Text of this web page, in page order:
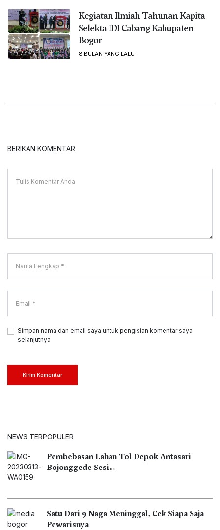
Kegiatan Ilmiah Tahunan Kapita
Selekta IDI Cabang Kabupaten
Bogor
8 BULAN YANG LALU
BERIKAN KOMENTAR
Simpan nama dan email saya untuk pengisian komentar saya
selanjutnya
Kirim Komentar
NEWS TERPOPULER
Pembebasan Lahan Tol Depok Antasari
Bojonggede Sesi…
Satu Dari 9 Naga Meninggal, Cek Siapa Saja
Pewarisnya